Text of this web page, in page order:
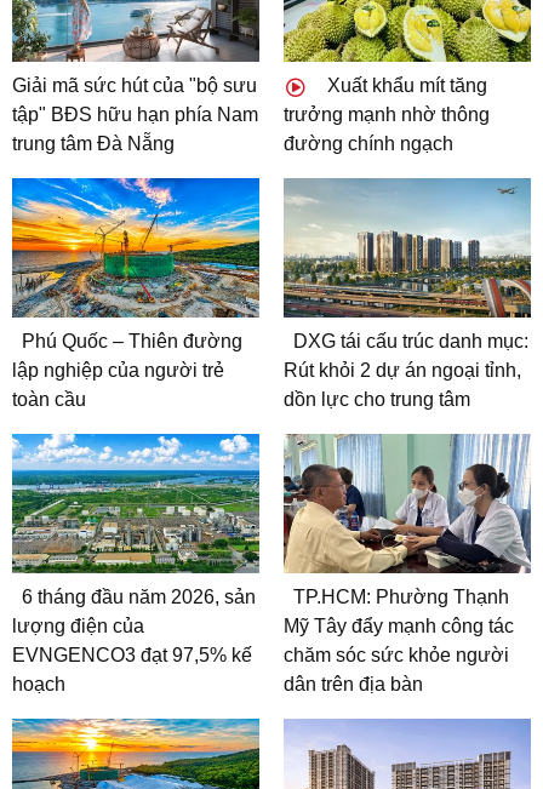
Giải mã sức hút của "bộ sưu
tập" BĐS hữu hạn phía Nam
trung tâm Đà Nẵng
Xuất khẩu mít tăng
trưởng mạnh nhờ thông
đường chính ngạch
Phú Quốc – Thiên đường
lập nghiệp của người trẻ
toàn cầu
DXG tái cấu trúc danh mục:
Rút khỏi 2 dự án ngoại tỉnh,
dồn lực cho trung tâm
6 tháng đầu năm 2026, sản
lượng điện của
EVNGENCO3 đạt 97,5% kế
hoạch
TP.HCM: Phường Thạnh
Mỹ Tây đẩy mạnh công tác
chăm sóc sức khỏe người
dân trên địa bàn